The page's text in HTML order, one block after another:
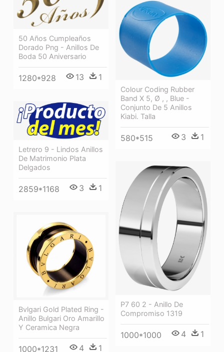
50 Años Cumpleaños
Dorado Png - Anillos De
Boda 50 Aniversario
1280*928 13 1
Colour Coding Rubber
Band X 5, Ø , , Blue -
Conjunto De 5 Anillos
Kiabi. Talla
580*515 3 1
Letrero 9 - Lindos Anillos
De Matrimonio Plata
Delgados
2859*1168 3 1
P7 60 2 - Anillo De
Compromiso 1319
1000*1000 4 1
Bvlgari Gold Plated Ring -
Anillo Bulgari Oro Amarillo
Y Ceramica Negra
1000*1231 4 1